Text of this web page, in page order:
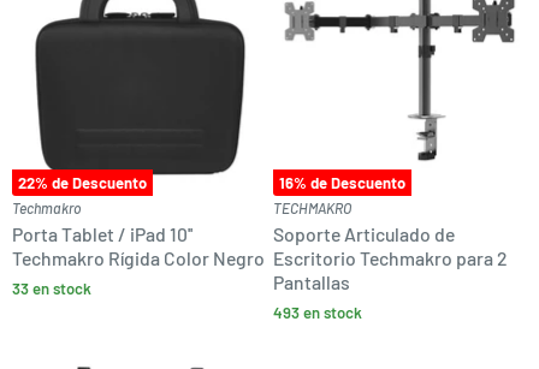
22% de Descuento
Techmakro
Porta Tablet / iPad 10''
Techmakro Rígida Color Negro
33 en stock
16% de Descuento
TECHMAKRO
Soporte Articulado de
Escritorio Techmakro para 2
Pantallas
493 en stock